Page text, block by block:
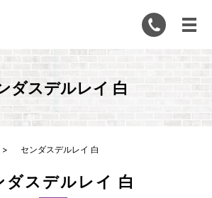
ダスデルレイ 白
センダスデルレイ 白
ダスデルレイ 白